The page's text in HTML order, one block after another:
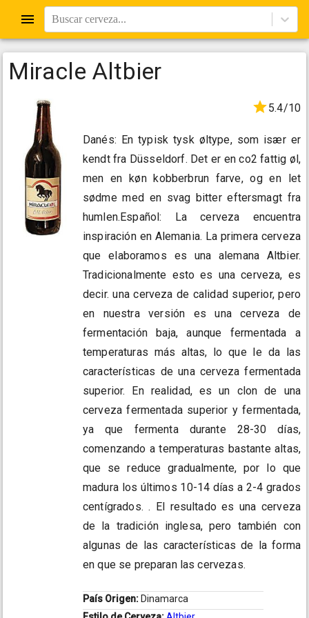
Buscar cerveza...
Miracle Altbier
5.4/10
Danés: En typisk tysk øltype, som især er
kendt fra Düsseldorf. Det er en co2 fattig øl,
men en køn kobberbrun farve, og en let
sødme med en svag bitter eftersmagt fra
humlen.Español: La cerveza encuentra
inspiración en Alemania. La primera cerveza
que elaboramos es una alemana Altbier.
Tradicionalmente esto es una cerveza, es
decir. una cerveza de calidad superior, pero
en nuestra versión es una cerveza de
fermentación baja, aunque fermentada a
temperaturas más altas, lo que le da las
características de una cerveza fermentada
superior. En realidad, es un clon de una
cerveza fermentada superior y fermentada,
ya que fermenta durante 28-30 días,
comenzando a temperaturas bastante altas,
que se reduce gradualmente, por lo que
madura los últimos 10-14 días a 2-4 grados
centígrados. . El resultado es una cerveza
de la tradición inglesa, pero también con
algunas de las características de la forma
en que se preparan las cervezas.
País Origen: Dinamarca